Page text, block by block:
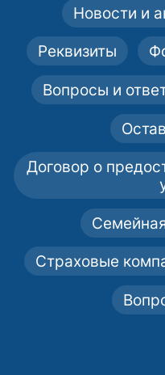
Новости и
Реквизиты
Вопросы и
Договор о
Страховые